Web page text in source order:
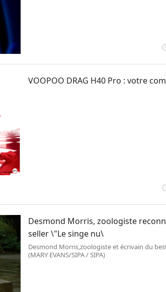
VOOPOO DRAG H40 Pro : votre
Desmond Morris, zoologiste
seller \"Le singe nu\
Desmond Morris,zoologiste et écrivain du
(MARY EVANS/SIPA / SIPA)